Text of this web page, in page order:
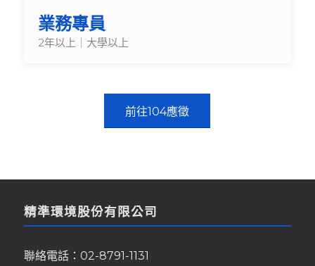
業務專員
2年以上｜大學以上
前往104應徵
精準環境股份有限公司
聯絡電話： 02-8791-1131